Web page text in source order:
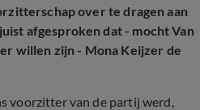
over te dragen aan
afgesproken dat - mocht Van
willen zijn - Mona Keijzer de
voorzitter van de partij werd,